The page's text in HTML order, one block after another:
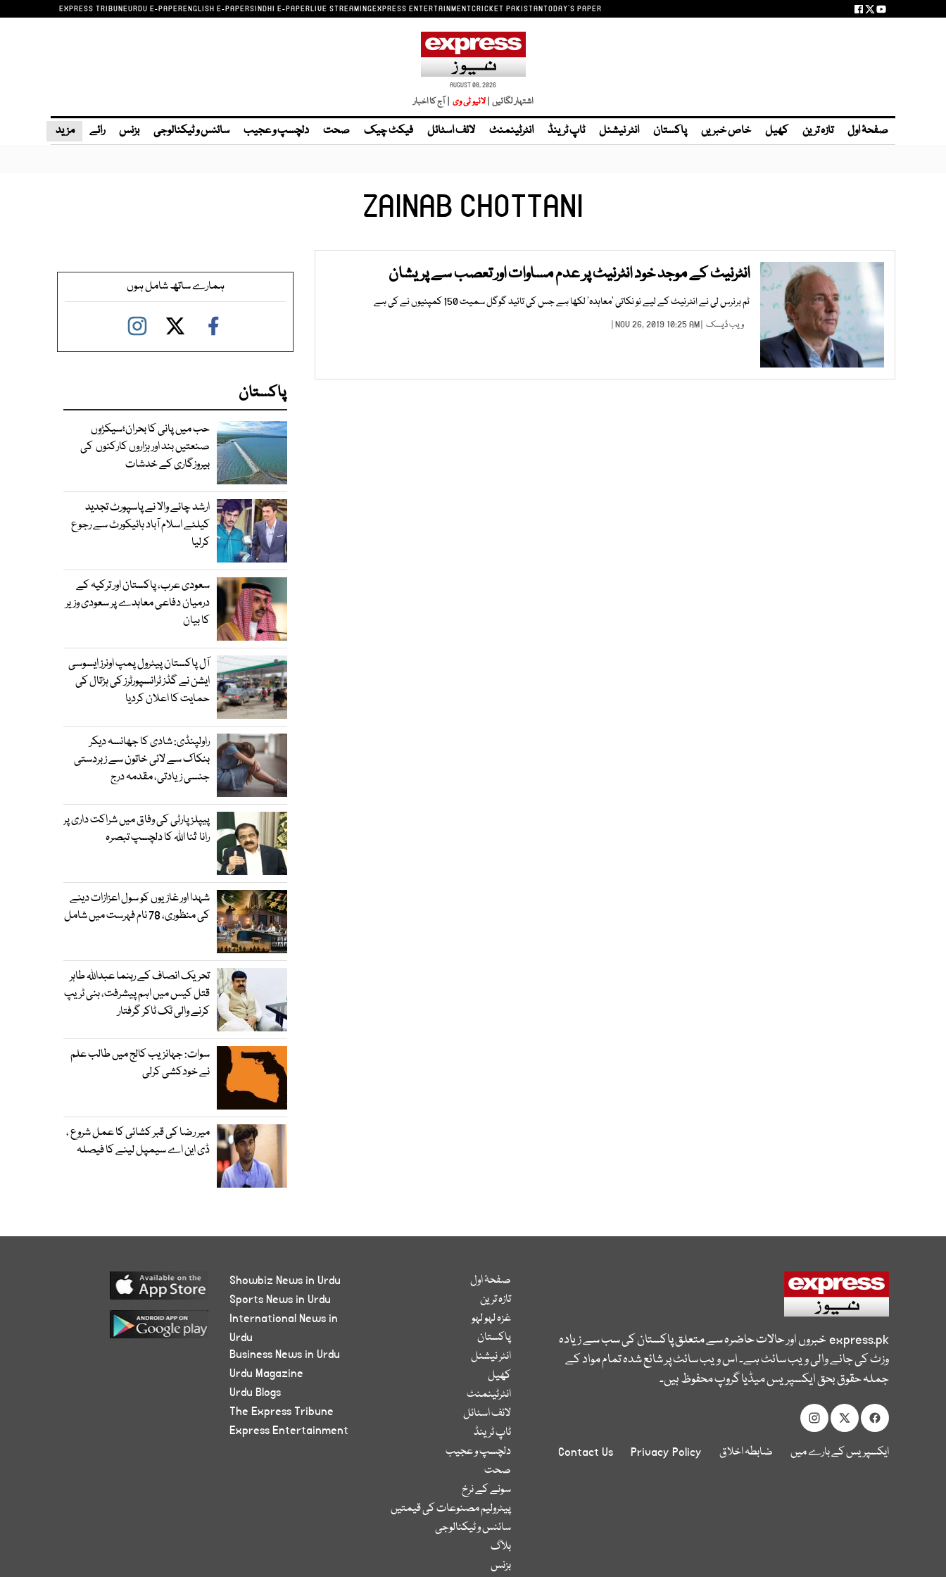
EXPRESS TRIBUNEURDU E-PAPERENGLISH E-PAPERSINDHI E-PAPERLIVE STREAMINGEXPRESS ENTERTAINMENTCRICKET PAKISTANTODAY'S PAPER
AUGUST 08, 2026
اشتہار لگائیں | | آج کا اخبار
صفحۂ اول تازہ ترین کھیل خاص خبریں پاکستان انٹر نیشنل ٹاپ ٹرینڈ انٹرٹینمنٹ لائف اسٹائل فیکٹ چیک صحت دلچسپ و عجیب سائنس و ٹیکنالوجی بزنس رائے مزید
ZAINAB CHOTTANI
انٹرنیٹ کے موجد خود انٹرنیٹ پر عدم مساوات اور تعصب سے پریشان
ٹم برنرس لی نے انٹرنیٹ کے لیے نو نکاتی ’معاہدہ‘ لکھا ہے جس کی تائید گوگل سمیت 150 کمپنیوں نے کی ہے
ویب ڈیسک | NOV 26, 2019 10:25 AM |
ہمارے ساتھ شامل ہوں
پاکستان
حب میں پانی کا بحران؛سیکڑوں
صنعتیں بند اور ہزاروں کارکنوں کی
بیروزگاری کے خدشات
ارشد چائے والا نے پاسپورٹ تجدید
کیلئے اسلام آباد ہائیکورٹ سے رجوع
کرلیا
سعودی عرب، پاکستان اور ترکیہ کے
درمیان دفاعی معاہدے پر سعودی وزیر
کا بیان
آل پاکستان پیٹرول پمپ اونرز ایسوسی
ایشن نے گڈز ٹرانسپورٹرز کی ہڑتال کی
حمایت کا اعلان کردیا
راولپنڈی: شادی کا جھانسہ دیکر
بنکاک سے لائی خاتون سے زبردستی
جنسی زیادتی، مقدمہ درج
پیپلز پارٹی کی وفاق میں شراکت داری پر
رانا ثنا اللہ کا دلچسپ تبصرہ
شہدا اور غازیوں کو سول اعزازات دینے
کی منظوری، 78 نام فہرست میں شامل
تحریک انصاف کے رہنما عبداللہ طاہر
قتل کیس میں اہم پیشرفت، ہنی ٹریپ
کرنے والی ٹک ٹاکر گرفتار
سوات: جہانزیب کالج میں طالب علم
نے خودکشی کرلی
میر رضا کی قبر کشائی کا عمل شروع ،
ڈی این اے سیمپل لینے کا فیصلہ
express.pkخبروں اور حالات حاضرہ سے متعلق پاکستان کی سب سے زیادہ
وزٹ کی جانے والی ویب سائٹ ہے۔ اس ویب سائٹ پر شائع شدہ تمام مواد کے
جملہ حقوق بحق ایکسپریس میڈیا گروپ محفوظ ہیں۔
ایکسپریس کے بارے میں ضابطہ اخلاق Privacy Policy
Contact Us
صفحۂ اول
تازہ ترین
غزہ لہو لہو
پاکستان
انٹر نیشنل
کھیل
انٹرٹینمنٹ
لائف اسٹائل
ٹاپ ٹرینڈ
دلچسپ و عجیب
صحت
سونے کے نرخ
پیٹرولیم مصنوعات کی قیمتیں
سائنس و ٹیکنالوجی
بلاگ
بزنس
Showbiz News in Urdu
Sports News in Urdu
International News in
Urdu
Business News in Urdu
Urdu Magazine
Urdu Blogs
The Express Tribune
Express Entertainment